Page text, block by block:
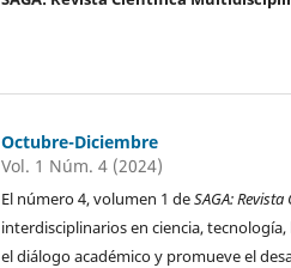
Octubre-Diciembre
Vol. 1 Núm. 4 (2024)
El número 4, volumen 1 deSAGA:
interdisciplinarios en ciencia,
el diálogo académico y promueve el